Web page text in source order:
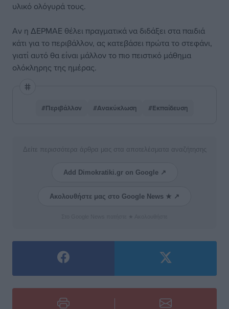
υλικό ολόγυρά τους.
Αν η ΔΕΡΜΑΕ θέλει πραγματικά να διδάξει στα παιδιά
κάτι για το περιβάλλον, ας κατεβάσει πρώτα το στεφάνι,
γιατί αυτό θα είναι μάλλον το πιο πειστικό μάθημα
ολόκληρης της ημέρας.
#Περιβάλλον #Ανακύκλωση #Εκπαίδευση
Δείτε περισσότερα άρθρα μας στα αποτελέσματα αναζήτησης
Add Dimokratiki.gr on Google ↗
Ακολουθήστε μας στο Google News ★ ↗